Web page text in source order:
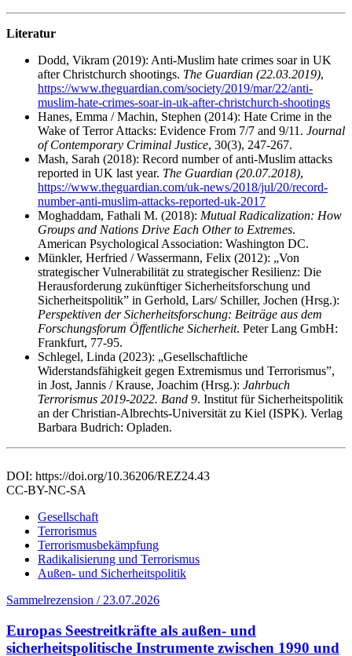
Literatur
Dodd, Vikram (2019): Anti-Muslim hate crimes soar in UK
after Christchurch shootings. The Guardian (22.03.2019),
https://www.theguardian.com/society/2019/mar/22/anti-
muslim-hate-crimes-soar-in-uk-after-christchurch-shootings
Hanes, Emma / Machin, Stephen (2014): Hate Crime in the
Wake of Terror Attacks: Evidence From 7/7 and 9/11. Journal
of Contemporary Criminal Justice, 30(3), 247-267.
Mash, Sarah (2018): Record number of anti-Muslim attacks
reported in UK last year. The Guardian (20.07.2018),
https://www.theguardian.com/uk-news/2018/jul/20/record-
number-anti-muslim-attacks-reported-uk-2017
Moghaddam, Fathali M. (2018): Mutual Radicalization: How
Groups and Nations Drive Each Other to Extremes.
American Psychological Association: Washington DC.
Münkler, Herfried / Wassermann, Felix (2012): „Von
strategischer Vulnerabilität zu strategischer Resilienz: Die
Herausforderung zukünftiger Sicherheitsforschung und
Sicherheitspolitik” in Gerhold, Lars/ Schiller, Jochen (Hrsg.):
Perspektiven der Sicherheitsforschung: Beiträge aus dem
Forschungsforum Öffentliche Sicherheit. Peter Lang GmbH:
Frankfurt, 77-95.
Schlegel, Linda (2023): „Gesellschaftliche
Widerstandsfähigkeit gegen Extremismus und Terrorismus”,
in Jost, Jannis / Krause, Joachim (Hrsg.): Jahrbuch
Terrorismus 2019-2022. Band 9. Institut für Sicherheitspolitik
an der Christian-Albrechts-Universität zu Kiel (ISPK). Verlag
Barbara Budrich: Opladen.
DOI: https://doi.org/10.36206/REZ24.43
CC-BY-NC-SA
Gesellschaft
Terrorismus
Terrorismusbekämpfung
Radikalisierung und Terrorismus
Außen- und Sicherheitspolitik
Sammelrezension / 23.07.2026
Europas Seestreitkräfte als außen- und
sicherheitspolitische Instrumente zwischen 1990 und